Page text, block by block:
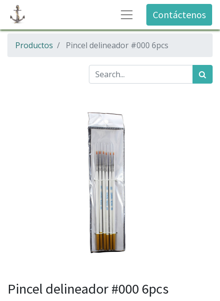
Contáctenos
Productos Pincel delineador #000 6pcs
Pincel delineador #000 6pcs